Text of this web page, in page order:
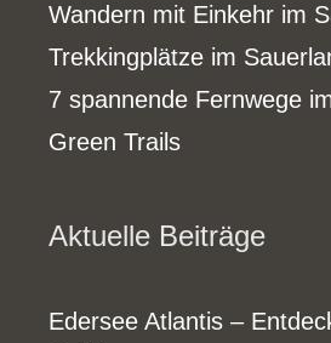
Wandern mit Einkehr im
Trekkingplätze im
7 spannende Fernwege
Green Trails
Aktuelle Beiträge
Edersee Atlantis –